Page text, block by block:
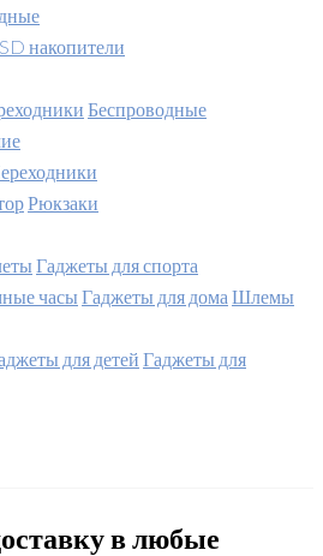
накопители
Беспроводные
Рюкзаки
Гаджеты для спорта
часы Гаджеты для дома Шлемы
для детей Гаджеты для
в любые